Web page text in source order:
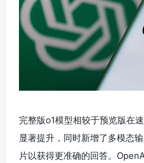
完整版o1模型相较于预览版在
显著提升，同时新增了多模态
片以获得更准确的回答。